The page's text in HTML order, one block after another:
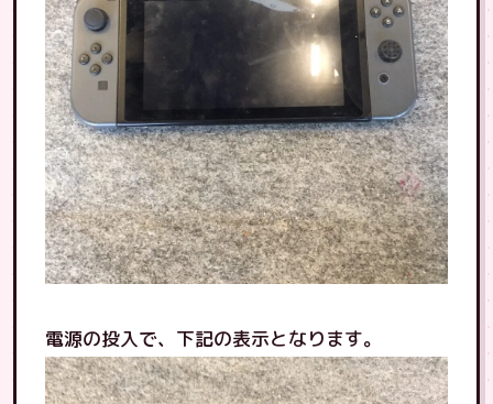
電源の投入で、下記の表示となります。